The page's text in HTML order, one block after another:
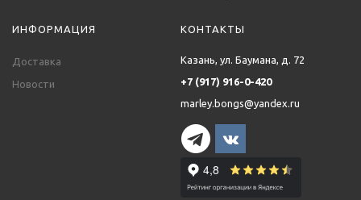
ИНФОРМАЦИЯ
Доставка
Новости
КОНТАКТЫ
Казань, ул. Баумана, д. 72
+7 (917) 916-0-420
marley.bongs@yandex.ru